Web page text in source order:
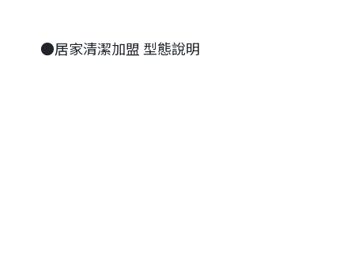
●居家清潔加盟 型態說明